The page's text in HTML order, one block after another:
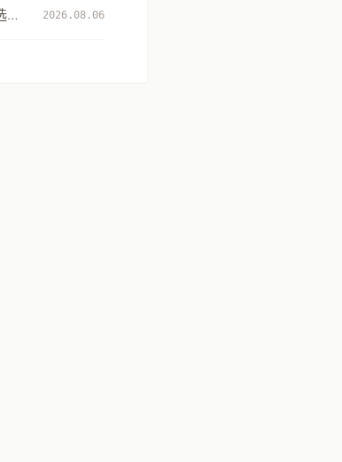
2026.08.06